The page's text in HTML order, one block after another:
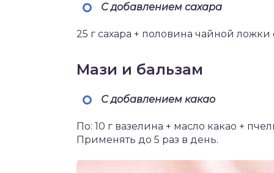
С добавлением сахара
25 г сахара + половина чайной
Мази и бальзам
С добавлением какао
По: 10 г вазелина + масло какао +
Применять до 5 раз в день.